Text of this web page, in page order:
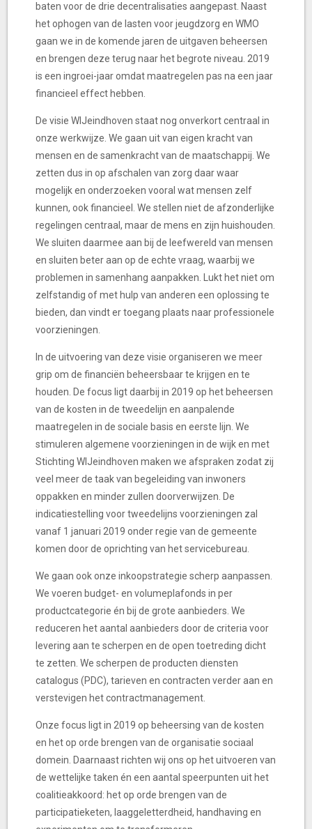
baten voor de drie decentralisaties aangepast. Naast
het ophogen van de lasten voor jeugdzorg en WMO
gaan we in de komende jaren de uitgaven beheersen
en brengen deze terug naar het begrote niveau. 2019
is een ingroei-jaar omdat maatregelen pas na een jaar
financieel effect hebben.
De visie WIJeindhoven staat nog onverkort centraal in
onze werkwijze. We gaan uit van eigen kracht van
mensen en de samenkracht van de maatschappij. We
zetten dus in op afschalen van zorg daar waar
mogelijk en onderzoeken vooral wat mensen zelf
kunnen, ook financieel. We stellen niet de afzonderlijke
regelingen centraal, maar de mens en zijn huishouden.
We sluiten daarmee aan bij de leefwereld van mensen
en sluiten beter aan op de echte vraag, waarbij we
problemen in samenhang aanpakken. Lukt het niet om
zelfstandig of met hulp van anderen een oplossing te
bieden, dan vindt er toegang plaats naar professionele
voorzieningen.
In de uitvoering van deze visie organiseren we meer
grip om de financiën beheersbaar te krijgen en te
houden. De focus ligt daarbij in 2019 op het beheersen
van de kosten in de tweedelijn en aanpalende
maatregelen in de sociale basis en eerste lijn. We
stimuleren algemene voorzieningen in de wijk en met
Stichting WIJeindhoven maken we afspraken zodat zij
veel meer de taak van begeleiding van inwoners
oppakken en minder zullen doorverwijzen. De
indicatiestelling voor tweedelijns voorzieningen zal
vanaf 1 januari 2019 onder regie van de gemeente
komen door de oprichting van het servicebureau.
We gaan ook onze inkoopstrategie scherp aanpassen.
We voeren budget- en volumeplafonds in per
productcategorie én bij de grote aanbieders. We
reduceren het aantal aanbieders door de criteria voor
levering aan te scherpen en de open toetreding dicht
te zetten. We scherpen de producten diensten
catalogus (PDC), tarieven en contracten verder aan en
verstevigen het contractmanagement.
Onze focus ligt in 2019 op beheersing van de kosten
en het op orde brengen van de organisatie sociaal
domein. Daarnaast richten wij ons op het uitvoeren van
de wettelijke taken én een aantal speerpunten uit het
coalitieakkoord: het op orde brengen van de
participatieketen, laaggeletterdheid, handhaving en